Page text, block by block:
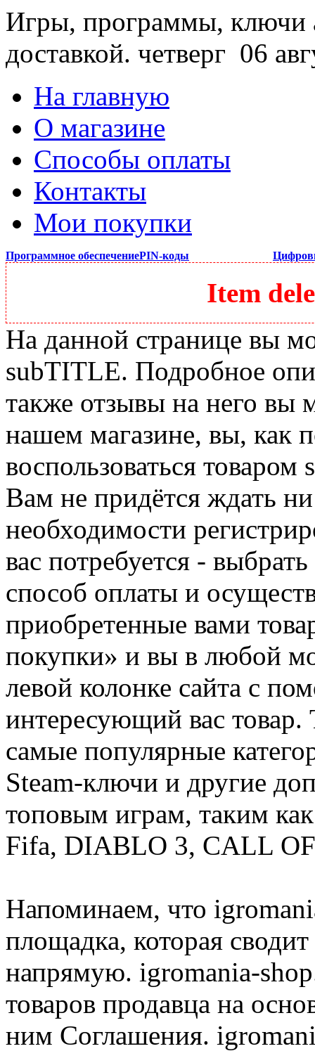
Игры, программы, ключи
доставкой. четверг 06
На главную
О магазине
Способы оплаты
Контакты
Мои покупки
Программное обеспечениеPIN-коды
Item
На данной странице вы
subTITLE. Подробное
также отзывы на него вы
нашем магазине, вы, как
воспользоваться
Вам не придётся ждать
необходимости
вас потребуется -
способ оплаты и
приобретенные вами
покупки» и вы в любой
левой колонке сайта с
интересующий вас
самые популярные
Steam-ключи и другие
топовым играм, таким
Fifa, DIABLO 3, CALL
Напоминаем, что
площадка, которая
напрямую. igromania-
товаров продавца на
ним Соглашения.